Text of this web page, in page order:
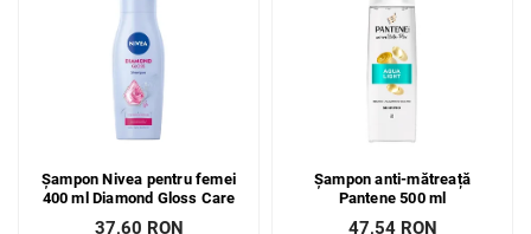
Șampon Nivea pentru femei
400 ml Diamond Gloss Care
37,60 RON
Șampon anti-mătreață
Pantene 500 ml
47,54 RON